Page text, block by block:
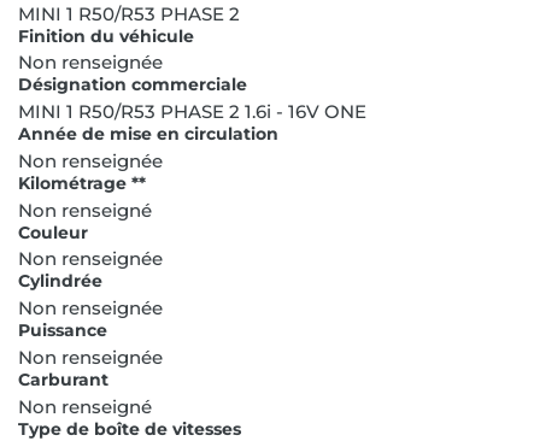
MINI 1 R50/R53 PHASE 2
Finition du véhicule
Non renseignée
Désignation commerciale
MINI 1 R50/R53 PHASE 2 1.6i - 16V ONE
Année de mise en circulation
Non renseignée
Kilométrage **
Non renseigné
Couleur
Non renseignée
Cylindrée
Non renseignée
Puissance
Non renseignée
Carburant
Non renseigné
Type de boîte de vitesses